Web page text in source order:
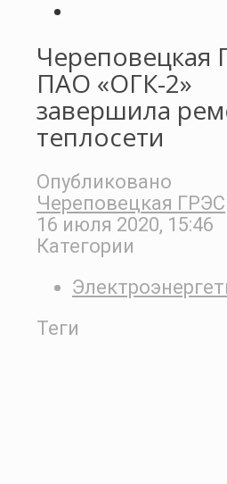
Череповецкая
ПАО «ОГК-2»
завершила
теплосети
Опубликовано
Череповецкая ГРЭС
16 июля 2020, 15:46
Категории
Теги